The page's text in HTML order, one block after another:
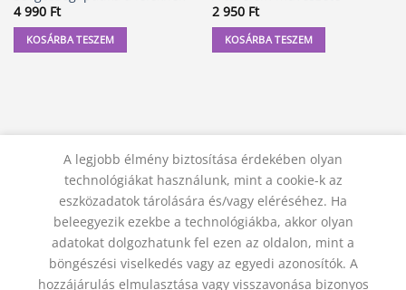
4 990 Ft
KOSÁRBA TESZEM
2 950 Ft
KOSÁRBA TESZEM
KAPCSOLAT ADATVÉDELMI NYILATKOZAT
ÁSZF
JOGI NYILATKOZAT
SZÁLLÍTÁSI FELTÉTELEK
ELÁLLÁS A SZERZŐDÉSTŐL
A legjobb élmény biztosítása érdekében olyan
technológiákat használunk, mint a cookie-k az
eszközadatok tárolására és/vagy eléréséhez. Ha
beleegyezik ezekbe a technológiákba, akkor olyan
adatokat dolgozhatunk fel ezen az oldalon, mint a
böngészési viselkedés vagy az egyedi azonosítók. A
hozzájárulás elmulasztása vagy visszavonása bizonyos